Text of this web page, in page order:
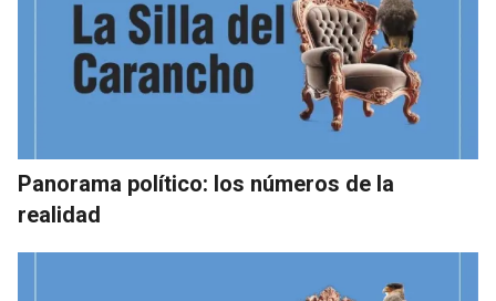
Panorama político: los números de la
realidad